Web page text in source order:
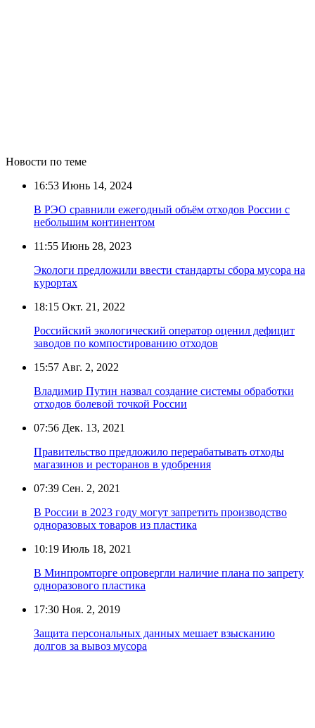
Новости по теме
16:53 Июнь 14, 2024
В РЭО сравнили ежегодный объём отходов России с
небольшим континентом
11:55 Июнь 28, 2023
Экологи предложили ввести стандарты сбора мусора на
курортах
18:15 Окт. 21, 2022
Российский экологический оператор оценил дефицит
заводов по компостированию отходов
15:57 Авг. 2, 2022
Владимир Путин назвал создание системы обработки
отходов болевой точкой России
07:56 Дек. 13, 2021
Правительство предложило перерабатывать отходы
магазинов и ресторанов в удобрения
07:39 Сен. 2, 2021
В России в 2023 году могут запретить производство
одноразовых товаров из пластика
10:19 Июль 18, 2021
В Минпромторге опровергли наличие плана по запрету
одноразового пластика
17:30 Ноя. 2, 2019
Защита персональных данных мешает взысканию
долгов за вывоз мусора